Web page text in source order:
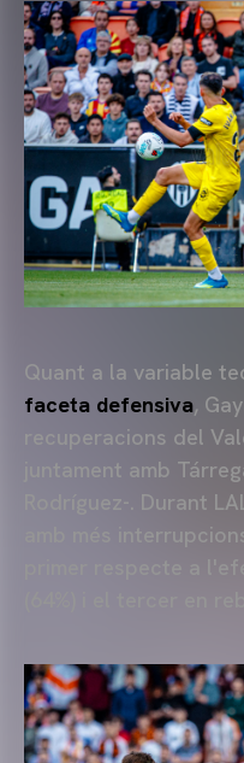
Quant a la variable
faceta defensiva,
recuperacions del
juntament amb
Rodríguez-. Durant
amb més
primer respecte a
(64%) i el tercer en